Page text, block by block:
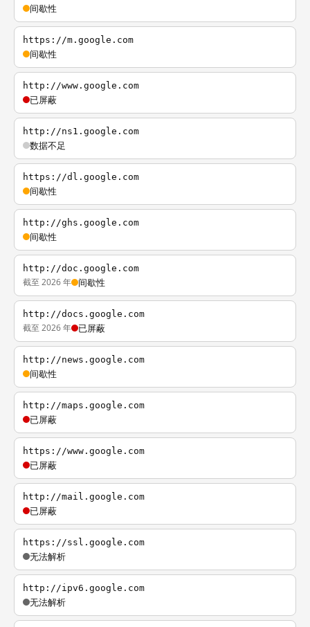
间歇性
https://m.google.com
间歇性
http://www.google.com
已屏蔽
http://ns1.google.com
数据不足
https://dl.google.com
间歇性
http://ghs.google.com
间歇性
http://doc.google.com
截至 2026 年 间歇性
http://docs.google.com
截至 2026 年 已屏蔽
http://news.google.com
间歇性
http://maps.google.com
已屏蔽
https://www.google.com
已屏蔽
http://mail.google.com
已屏蔽
https://ssl.google.com
无法解析
http://ipv6.google.com
无法解析